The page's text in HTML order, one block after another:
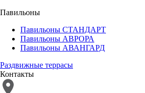
Павильоны
Павильоны СТАНДАРТ
Павильоны АВРОРА
Павильоны АВАНГАРД
Раздвижные террасы
Контакты